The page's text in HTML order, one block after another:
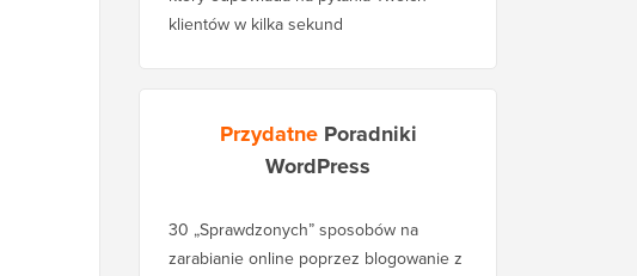
klientów w kilka sekund
Przydatne Poradniki
WordPress
30 „Sprawdzonych” sposobów na
zarabianie online poprzez blogowanie z